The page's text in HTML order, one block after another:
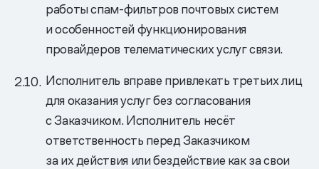
работы спам-фильтров почтовых систем
и особенностей функционирования
провайдеров телематических услуг связи.
Исполнитель вправе привлекать третьих лиц
для оказания услуг без согласования
с Заказчиком. Исполнитель несёт
ответственность перед Заказчиком
за их действия или бездействие как за свои